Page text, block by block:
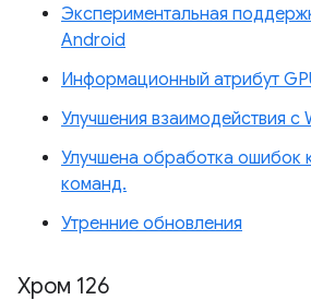
Экспериментальная
Android
Информационный атрибут
Улучшения взаимодействия с
Улучшена обработка ошибок
команд.
Утренние обновления
Хром 126